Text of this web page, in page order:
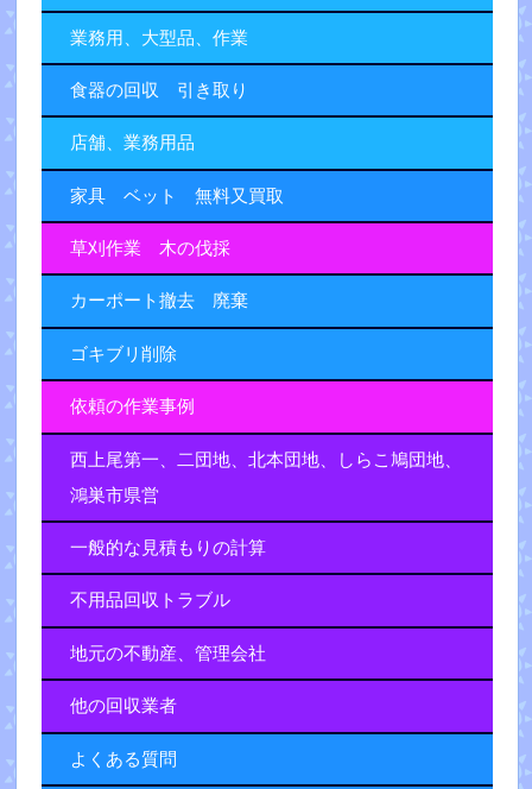
業務用、大型品、作業
食器の回収 引き取り
店舗、業務用品
家具 ベット 無料又買取
草刈作業 木の伐採
カーポート撤去 廃棄
ゴキブリ削除
依頼の作業事例
西上尾第一、二団地、北本団地、しらこ鳩団地、
鴻巣市県営
一般的な見積もりの計算
不用品回収トラブル
地元の不動産、管理会社
他の回収業者
よくある質問